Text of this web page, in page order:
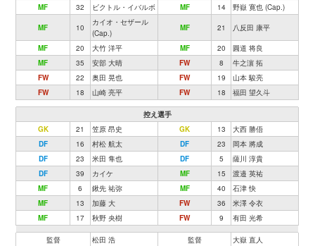
MF
32 ビクトル・イバルボ MF 14 野嶽 寛也 (Cap.)
MF 10
カイオ・セザール
(Cap.)
MF 21 八反田 康平
MF 20 大竹 洋平 MF 20
圓道 将良
MF
35 安部 大晴 FW 8
牛之濵 拓
FW
22 奥田 晃也 FW 19
山本 駿亮
FW
18 山崎 亮平 FW 18 福田 望久斗
控え選手
GK
21 笠原 昂史 GK 13
大西 勝俉
DF
16 村松 航太 DF 23
岡本 將成
DF
23 米田 隼也 DF 5
薩川 淳貴
DF
39 カイケ MF 15
渡邉 英祐
MF
6 鍬先 祐弥 MF 40
石津 快
MF
13 加藤 大 FW 36
米澤 令衣
MF
17 秋野 央樹 FW 9 有田 光希
監督 松田 浩 監督 大嶽 直人